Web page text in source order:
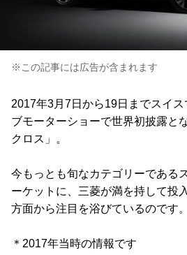
※この記事には広告が含まれます
2017年3月7日から19日までスイ
ブモーターショーで世界初披露と
クロス」。
今もっとも旬なカテゴリーである
ーケットに、三菱が満を持して投
方面から注目を浴びているのです。
＊2017年当時の情報です